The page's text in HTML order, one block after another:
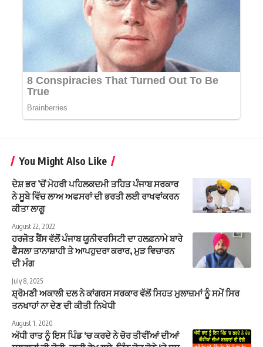
You Might Also Like
ਦੇਸ਼ ਭਰ ’ਚੋਂ ਮੋਹਰੀ ਪਹਿਲਕਦਮੀ ਤਹਿਤ ਪੰਜਾਬ ਸਰਕਾਰ
ਨੇ ਸੂਬੇ ਵਿੱਚ ਲਾਅ ਅਫਸਰਾਂ ਦੀ ਭਰਤੀ ਲਈ ਰਾਖਵਾਂਕਰਨ
ਕੀਤਾ ਲਾਗੂ
August 22, 2022
ਹਰਜੋਤ ਬੈਂਸ ਵੱਲੋਂ ਪੰਜਾਬ ਯੂਨੀਵਰਸਿਟੀ ਦਾ ਹਲਫ਼ਨਾਮੇ ਬਾਰੇ
ਫੈਸਲਾ ਤਾਨਾਸ਼ਾਹੀ ਤੇ ਆਪਹੁਦਰਾ ਕਰਾਰ, ਮੁੜ ਵਿਚਾਰਨ
ਦੀ ਮੰਗ
July 8, 2025
ਸ਼੍ਰੋਮਣੀ ਅਕਾਲੀ ਦਲ ਨੇ ਕਾਂਗਰਸ ਸਰਕਾਰ ਵੱਲੋਂ ਸਿਹਤ ਮੁਲਾਜ਼ਮਾਂ ਨੂੰ ਸਮੇਂ ਸਿਰ
ਤਨਖਾਹਾਂ ਨਾ ਦੇਣ ਦੀ ਕੀਤੀ ਨਿਖੇਧੀ
August 1, 2020
ਅੱਧੀ ਰਾਤ ਨੂੰ ਇਸ ਪਿੰਡ ‘ਚ ਕਰਦੇ ਨੇ ਚੋਰ ਤੀਵੀਂਆਂ ਦੀਆਂ